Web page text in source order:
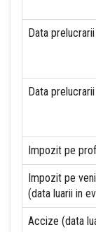
Data
Data
Impozit pe
Impozit pe
(data luarii in
Accize (data